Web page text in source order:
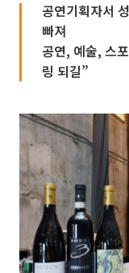
공연기획자서
빠져
공연, 예술, 스
링 되길”